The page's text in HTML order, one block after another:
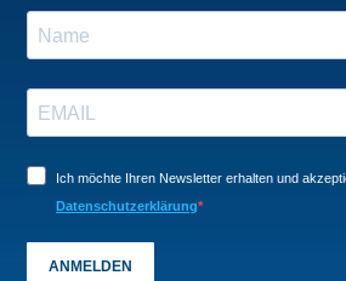
Ich möchte Ihren Newsletter erhalten und
Datenschutzerklärung
ANMELDEN